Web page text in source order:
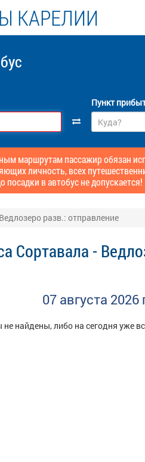
КАРЕЛИИ
Пункт
маршрутам пассажир обязан
личность, всех
посадки в автобус не допускается!
разв.: отправление
Сортавала -
07 августа 2026
найдены, либо на сегодня уже